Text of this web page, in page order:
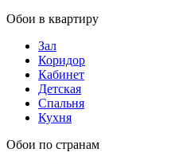
Обои в квартиру
Зал
Коридор
Кабинет
Детская
Спальня
Кухня
Обои по странам